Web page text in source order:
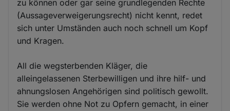
zu können oder gar seine grundlegenden Rechte
(Aussageverweigerungsrecht) nicht kennt, redet
sich unter Umständen auch noch schnell um Kopf
und Kragen.
All die wegsterbenden Kläger, die
alleingelassenen Sterbewilligen und ihre hilf- und
ahnungslosen Angehörigen sind politisch gewollt.
Sie werden ohne Not zu Opfern gemacht, in einer